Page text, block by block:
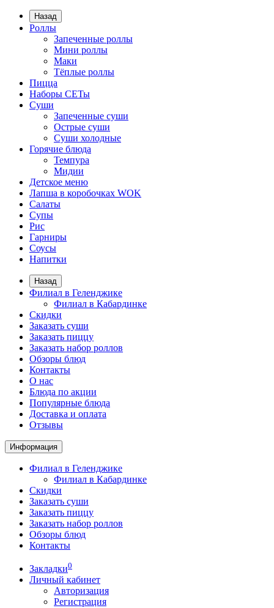
Назад
Роллы
Запеченные роллы
Мини роллы
Маки
Тёплые роллы
Пицца
Наборы СЕТы
Суши
Запеченные суши
Острые суши
Суши холодные
Горячие блюда
Темпура
Мидии
Детское меню
Лапша в коробочках WOK
Салаты
Супы
Рис
Гарниры
Соусы
Напитки
Назад
Филиал в Геленджике
Филиал в Кабардинке
Скидки
Заказать суши
Заказать пиццу
Заказать набор роллов
Обзоры блюд
Контакты
О нас
Блюда по акции
Популярные блюда
Доставка и оплата
Отзывы
Информация
Филиал в Геленджике
Филиал в Кабардинке
Скидки
Заказать суши
Заказать пиццу
Заказать набор роллов
Обзоры блюд
Контакты
Закладки0
Личный кабинет
Авторизация
Регистрация